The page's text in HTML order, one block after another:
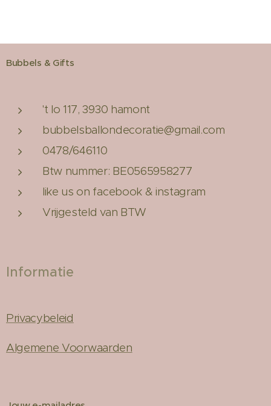
Bubbels & Gifts
't lo 117, 3930 hamont
bubbelsballondecoratie@gmail.com
0478/646110
Btw nummer: BE0565958277
like us on facebook & instagram
Vrijgesteld van BTW
Informatie
Privacybeleid
Algemene Voorwaarden